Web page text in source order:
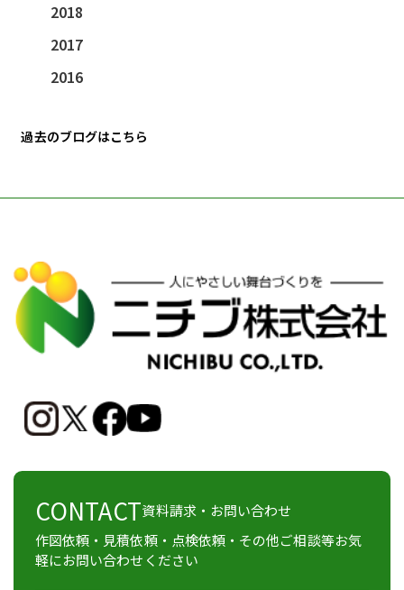
2018
2017
2016
過去のブログはこちら
CONTACT資料請求・お問い合わせ
作図依頼・見積依頼・点検依頼・その他ご相談等お気
軽にお問い合わせください